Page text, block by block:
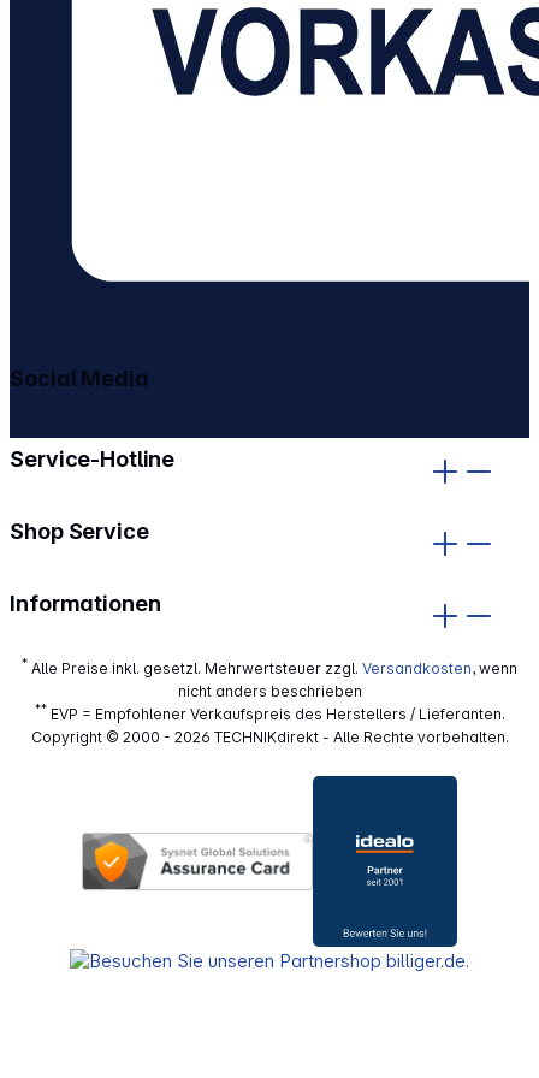
Service-Hotline
Shop Service
Informationen
Social Media
* Alle Preise inkl. gesetzl. Mehrwertsteuer zzgl. Versandkosten, wenn
nicht anders beschrieben
**EVP = Empfohlener Verkaufspreis des Herstellers / Lieferanten.
Copyright © 2000 - 2026 TECHNIKdirekt - Alle Rechte vorbehalten.